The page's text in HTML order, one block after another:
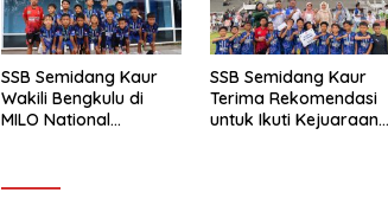
SSB Semidang Kaur
Wakili Bengkulu di
MILO National
SSB Semidang Kaur
Terima Rekomendasi
untuk Ikuti Kejuaraan